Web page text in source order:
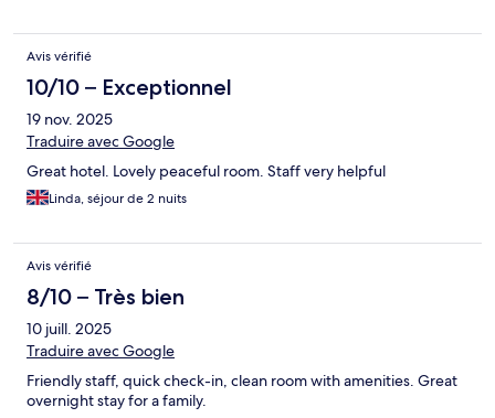
Avis vérifié
10/10 – Exceptionnel
19 nov. 2025
Traduire avec Google
Great hotel. Lovely peaceful room. Staff very helpful
Linda, séjour de 2 nuits
Avis vérifié
8/10 – Très bien
10 juill. 2025
Traduire avec Google
Friendly staff, quick check-in, clean room with amenities. Great
overnight stay for a family.